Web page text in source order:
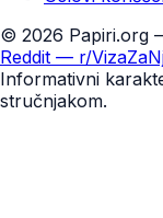
© 2026 Papiri.org
Reddit — r/
Informativni
stručnjakom.